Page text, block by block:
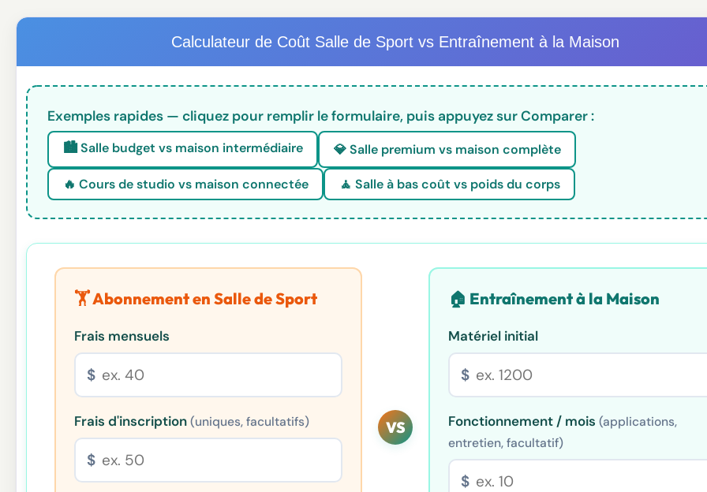
Calculateur de Coût Salle de Sport vs Entraînement à la Maison
Exemples rapides — cliquez pour remplir le formulaire, puis appuyez sur Comparer :
🏙️ Salle budget vs maison intermédiaire 💎 Salle premium vs maison complète
🔥 Cours de studio vs maison connectée 🧘 Salle à bas coût vs poids du corps
🏋️ Abonnement en Salle de Sport
Frais mensuels
$
Frais d'inscription (uniques, facultatifs)
$
VS
🏠 Entraînement à la Maison
Matériel initial
$
Fonctionnement / mois (applications,
entretien, facultatif)
$